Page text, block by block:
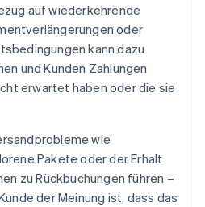
auf wiederkehrende
oder
kann dazu
und Kunden Zahlungen
erwartet haben oder die sie
wie
Pakete oder der Erhalt
zu Rückbuchungen führen –
der Meinung ist, dass das